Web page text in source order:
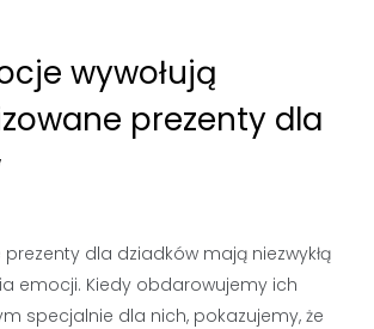
wywołują
prezenty dla
dla dziadków mają niezwykłą
emocji. Kiedy obdarowujemy ich
specjalnie dla nich, pokazujemy, że